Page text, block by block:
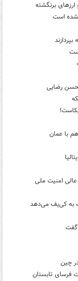
ارزهای برنگشته
است
محسن رضایی
با عمان
عالی امنیت‌ ملی
به کی‌یف می‌دهد
گفت
چین
فرسای تابستان